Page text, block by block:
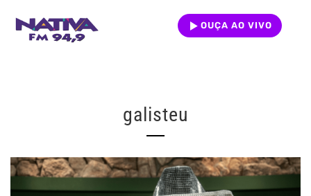
OUÇA AO VIVO
galisteu